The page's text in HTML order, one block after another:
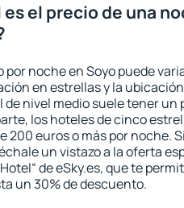
es el precio de una
por noche en Soyo puede
en estrellas y la
de nivel medio suele tener un
los hoteles de cinco
200 euros o más por noche.
un vistazo a la oferta
de eSky.es, que te
un 30% de descuento.